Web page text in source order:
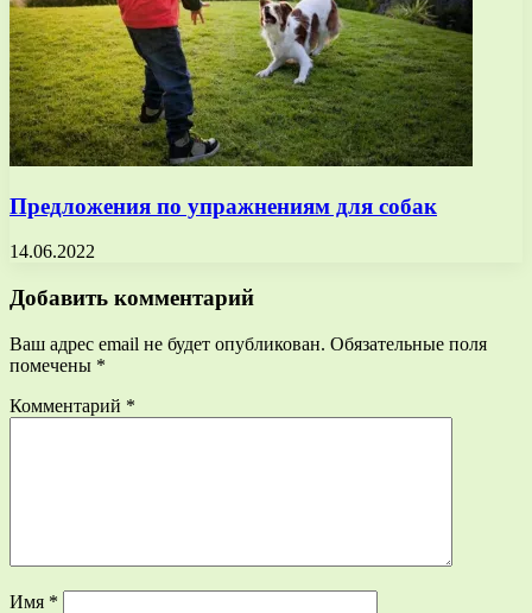
Предложения по упражнениям для собак
14.06.2022
Добавить комментарий
Ваш адрес email не будет опубликован. Обязательные поля
помечены *
Комментарий *
Имя *